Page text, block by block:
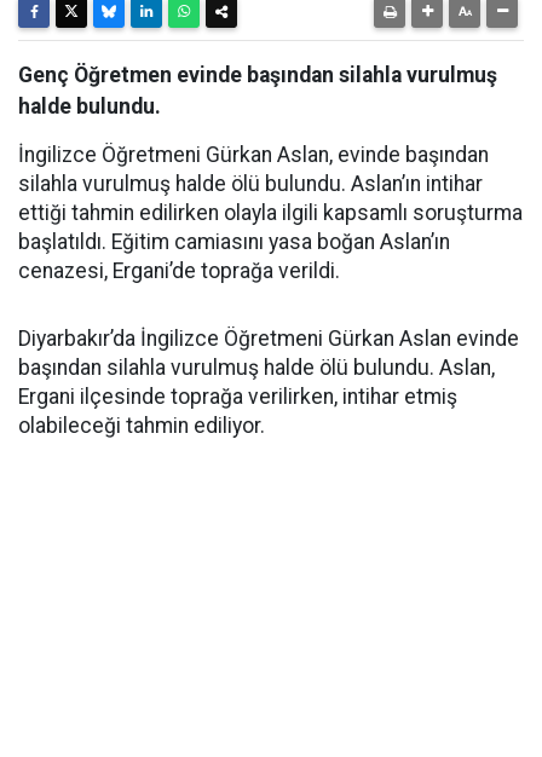
Genç Öğretmen evinde başından silahla vurulmuş
halde bulundu.
İngilizce Öğretmeni Gürkan Aslan, evinde başından
silahla vurulmuş halde ölü bulundu. Aslan’ın intihar
ettiği tahmin edilirken olayla ilgili kapsamlı soruşturma
başlatıldı. Eğitim camiasını yasa boğan Aslan’ın
cenazesi, Ergani’de toprağa verildi.
Diyarbakır’da İngilizce Öğretmeni Gürkan Aslan evinde
başından silahla vurulmuş halde ölü bulundu. Aslan,
Ergani ilçesinde toprağa verilirken, intihar etmiş
olabileceği tahmin ediliyor.